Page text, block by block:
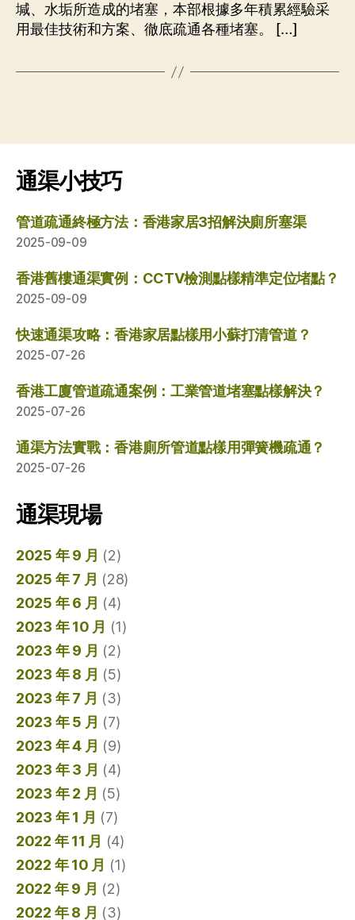
堿、水垢所造成的堵塞，本部根據多年積累經驗采
用最佳技術和方案、徹底疏通各種堵塞。 […]
通渠小技巧
管道疏通終極方法：香港家居3招解決廁所塞渠
2025-09-09
香港舊樓通渠實例：CCTV檢測點樣精準定位堵點？
2025-09-09
快速通渠攻略：香港家居點樣用小蘇打清管道？
2025-07-26
香港工廈管道疏通案例：工業管道堵塞點樣解決？
2025-07-26
通渠方法實戰：香港廁所管道點樣用彈簧機疏通？
2025-07-26
通渠現場
2025 年 9 月 (2)
2025 年 7 月 (28)
2025 年 6 月 (4)
2023 年 10 月 (1)
2023 年 9 月 (2)
2023 年 8 月 (5)
2023 年 7 月 (3)
2023 年 5 月 (7)
2023 年 4 月 (9)
2023 年 3 月 (4)
2023 年 2 月 (5)
2023 年 1 月 (7)
2022 年 11 月 (4)
2022 年 10 月 (1)
2022 年 9 月 (2)
2022 年 8 月 (3)